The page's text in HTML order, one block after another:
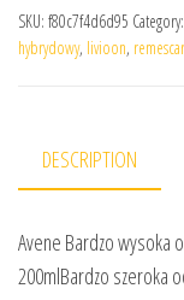
SKU: f80c7f4d6d95 Category:
hybrydowy, livioon, remescar
DESCRIPTION
Avene Bardzo wysoka
200mlBardzo szeroka